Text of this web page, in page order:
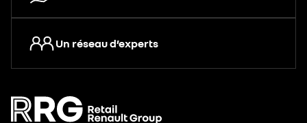
Un réseau d’experts